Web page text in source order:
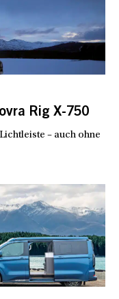
Rig X-750
– auch ohne